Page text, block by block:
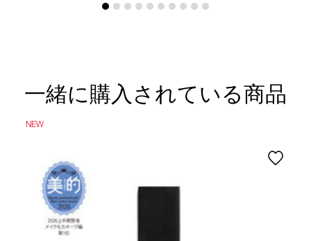
一緒に購入されている商品
NEW